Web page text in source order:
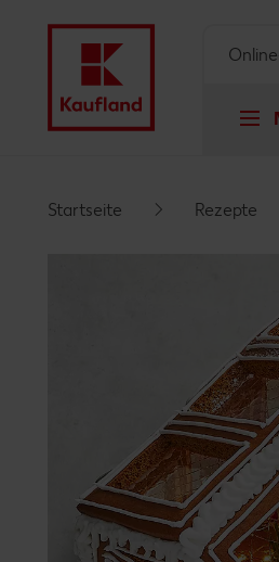
Schwebender Seitenbereich
Startseite Rezepte